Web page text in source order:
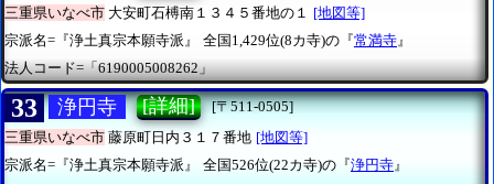
三重県いなべ市 大安町石榑南１３４５番地の１ [地図等]
宗派名=『浄土真宗本願寺派』
全国1,429位(8カ寺)の『常満寺』
法人コード=「6190005008262」
33 浄円寺 [詳細]
[〒511-0505]
三重県いなべ市 藤原町日内３１７番地 [地図等]
宗派名=『浄土真宗本願寺派』
全国526位(22カ寺)の『浄円寺 』